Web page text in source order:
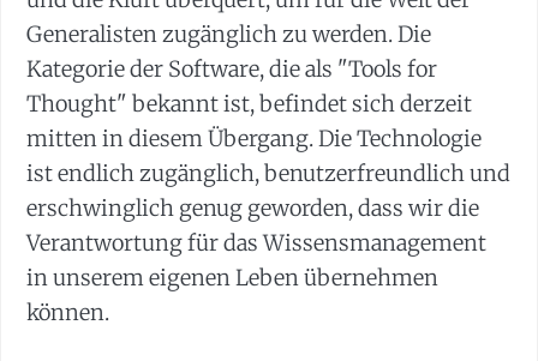
Generalisten zugänglich zu werden. Die
Kategorie der Software, die als "Tools for
Thought" bekannt ist, befindet sich derzeit
mitten in diesem Übergang. Die Technologie
ist endlich zugänglich, benutzerfreundlich und
erschwinglich genug geworden, dass wir die
Verantwortung für das Wissensmanagement
in unserem eigenen Leben übernehmen
können.